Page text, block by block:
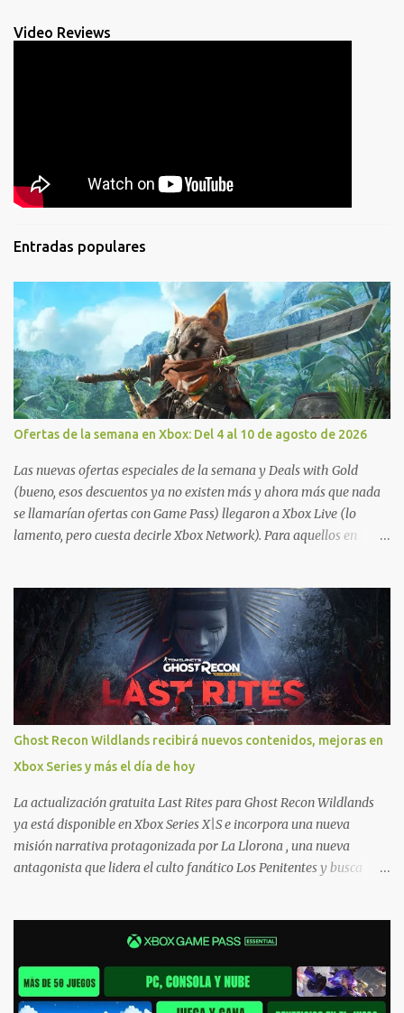
Video Reviews
Entradas populares
Ofertas de la semana en Xbox: Del 4 al 10 de agosto de 2026
Las nuevas ofertas especiales de la semana y Deals with Gold
(bueno, esos descuentos ya no existen más y ahora más que nada
se llamarían ofertas con Game Pass) llegaron a Xbox Live (lo
lamento, pero cuesta decirle Xbox Network). Para aquellos en
jugarlos y mantener un progreso compartido en Windows PC y
Xbox, y tenemos un listado de juegos compatibles por acá . ¿Aún
necesitas una mano con las compras? Tenemos un tutorial extenso
o en vídeo para que se quiten todas las dudas generales de cómo
hacer compras en Xbox . Podes consultar un listado más completo
de promociones desde xbox.com. El post puede tener
actualizaciones regulares o cambios ante cualquier error. Ofertas
- Argentina Ofertas - Chile Ofertas - Colombia Ofertas - México
Ofertas - Estados Unidos Ofertas - España Todas las ofertas de
Xbox One también aplican a Xbox Series, a excepción de los jue...
Ghost Recon Wildlands recibirá nuevos contenidos, mejoras en
Xbox Series y más el día de hoy
La actualización gratuita Last Rites para Ghost Recon Wildlands
ya está disponible en Xbox Series X|S e incorpora una nueva
misión narrativa protagonizada por La Llorona , una nueva
antagonista que lidera el culto fanático Los Penitentes y busca
Predator , uno de los desafíos más recordados por la comunidad,
junto con múltiples mejoras centradas en ampliar la libertad de
juego. Uno de los aspectos más importantes de Last Rites es la
gran cantidad de opciones de personalización incorporadas. Ahora